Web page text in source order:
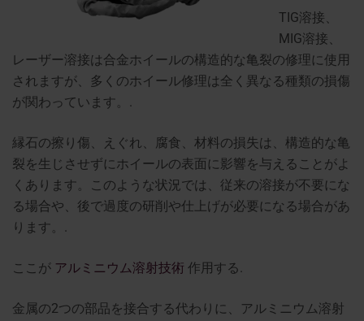
TIG溶接、
MIG溶接、
レーザー溶接は合金ホイールの構造的な亀裂の修理に使用
されますが、多くのホイール修理は全く異なる種類の損傷
が関わっています。.
縁石の擦り傷、えぐれ、腐食、材料の損失は、構造的な亀
裂を生じさせずにホイールの表面に影響を与えることがよ
くあります。このような状況では、従来の溶接が不要にな
る場合や、後で過度の研削や仕上げが必要になる場合があ
ります。.
ここが アルミニウム溶射技術 作用する.
金属の2つの部品を接合する代わりに、アルミニウム溶射